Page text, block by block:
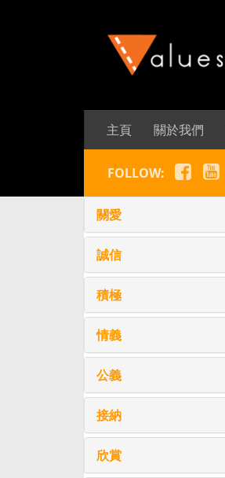
主頁 關於我們
FOLLOW:
關愛
誠信
積極
情義
公義
接納
欣賞